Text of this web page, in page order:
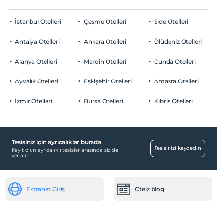
İstanbul Otelleri
Antalya Otelleri
Alanya Otelleri
Ayvalık Otelleri
İzmir Otelleri
Çeşme Otelleri
Ankara Otelleri
Mardin Otelleri
Eskişehir Otelleri
Bursa Otelleri
Side Otelleri
Ölüdeniz Otelleri
Cunda Otelleri
Amasra Otelleri
Kıbrıs Otelleri
Tesisiniz için ayrıcalıklar burada
Kayıt olun ayrıcalıklı tesisler arasında siz de
yer alın
Tesisinizi kaydedin
Extranet Giriş Otelz blog